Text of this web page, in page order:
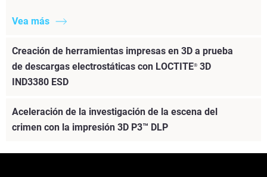
Vea más
Creación de herramientas impresas en 3D a prueba
de descargas electrostáticas con LOCTITE® 3D
IND3380 ESD
Aceleración de la investigación de la escena del
crimen con la impresión 3D P3™ DLP